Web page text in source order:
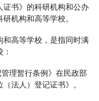
证书》的科研机构和公办
机构和高等学校。
和高等学校，是指同时满
理暂行条例》在民政部
法人）登记证书》。